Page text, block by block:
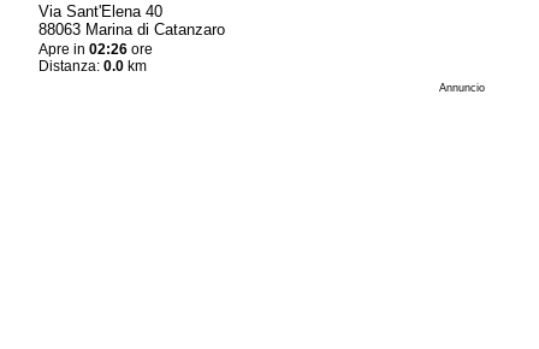
Via Sant'Elena 40
88063 Marina di Catanzaro
Apre in02:26 ore
Distanza:0.0 km
Annuncio